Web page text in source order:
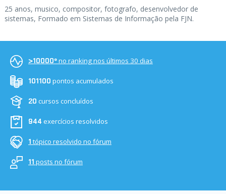
25 anos, musico, compositor, fotografo, desenvolvedor de
sistemas, Formado em Sistemas de Informação pela FJN.
>10000ºno ranking nos últimos 30 dias
101100 pontos acumulados
20 cursos concluídos
944exercícios resolvidos
1 tópico resolvido no fórum
11 posts no fórum